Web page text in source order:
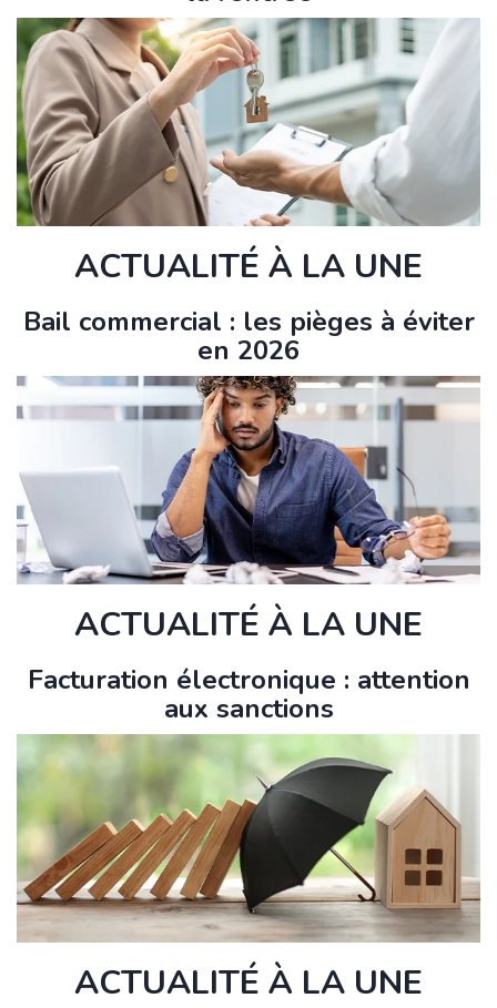
ACTUALITÉ À LA UNE
Bail commercial : les pièges à éviter
en 2026
ACTUALITÉ À LA UNE
Facturation électronique : attention
aux sanctions
ACTUALITÉ À LA UNE